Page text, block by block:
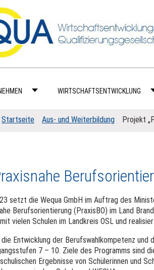
WIRTSCHAFTSENTWICKLUNG
Startseite Aus- und Weiterbildung Projekt
setzt die Wequa GmbH im Auftrag des
Berufsorientierung (PraxisBO) im Land
vielen Schulen im Landkreis OSL und
Entwicklung der Berufswahlkompetenz und
7 – 10. Ziele des Programms sind
Ergebnisse von Schülerinnen und